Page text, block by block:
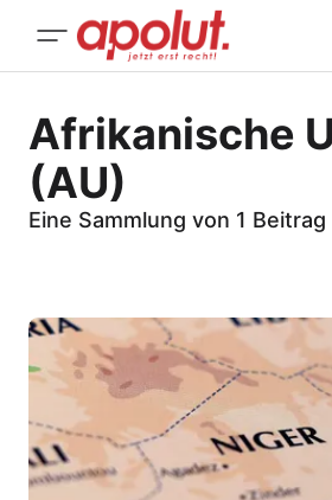
Afrikanische
(AU)
Eine Sammlung von 1 Beitrag